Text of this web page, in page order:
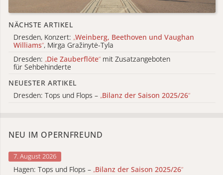
NÄCHSTE ARTIKEL
Dresden, Konzert: „Weinberg, Beethoven und Vaughan
Williams“, Mirga Gražinytė-Tyla
Dresden: „Die Zauberflöte“ mit Zusatzangeboten
für Sehbehinderte
NEUESTER ARTIKEL
Dresden: Tops und Flops – „Bilanz der Saison 2025/26“
NEU IM OPERNFREUND
7. August 2026
Hagen: Tops und Flops – „Bilanz der Saison 2025/26“